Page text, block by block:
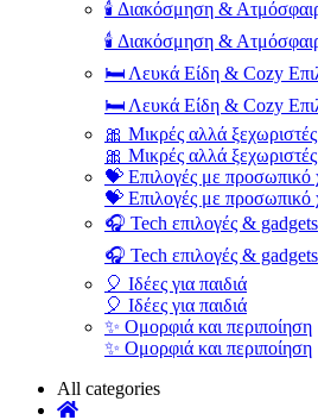
🕯️ Διακόσμηση &
🕯️ Διακόσμηση &
🛏️ Λευκά Είδη & Cozy
🛏️ Λευκά Είδη & Cozy
🎀 Μικρές αλλά ξεχωριστές
🎀 Μικρές αλλά ξεχωριστές
💝 Επιλογές με προσωπικό
💝 Επιλογές με προσωπικό
🎧 Tech επιλογές & gadgets
🎧 Tech επιλογές & gadgets
🎈 Ιδέες για παιδιά
🎈 Ιδέες για παιδιά
✨ Ομορφιά και περιποίηση
✨ Ομορφιά και περιποίηση
All categories